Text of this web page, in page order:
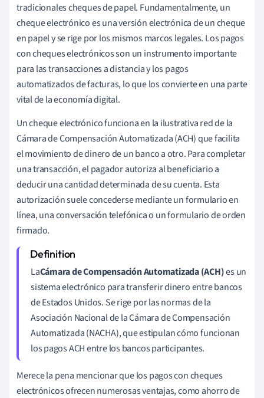
tradicionales cheques de papel. Fundamentalmente, un
cheque electrónico es una versión electrónica de un cheque
en papel y se rige por los mismos marcos legales. Los pagos
con cheques electrónicos son un instrumento importante
para las transacciones a distancia y los pagos
automatizados de facturas, lo que los convierte en una parte
vital de la economía digital.
Un cheque electrónico funciona en la ilustrativa red de la
Cámara de Compensación Automatizada (ACH) que facilita
el movimiento de dinero de un banco a otro. Para completar
una transacción, el pagador autoriza al beneficiario a
deducir una cantidad determinada de su cuenta. Esta
autorización suele concederse mediante un formulario en
línea, una conversación telefónica o un formulario de orden
firmado.
LaCámara de Compensación Automatizada (ACH)es un
sistema electrónico para transferir dinero entre bancos
de Estados Unidos. Se rige por las normas de la
Asociación Nacional de la Cámara de Compensación
Automatizada (NACHA), que estipulan cómo funcionan
los pagos ACH entre los bancos participantes.
Merece la pena mencionar que los pagos con cheques
electrónicos ofrecen numerosas ventajas, como ahorro de